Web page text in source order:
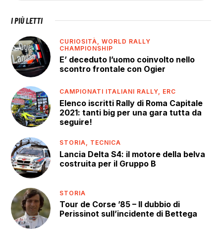
I PIÙ LETTI
CURIOSITÀ,WORLD RALLY
CHAMPIONSHIP
E’ deceduto l’uomo coinvolto nello
scontro frontale con Ogier
CAMPIONATI ITALIANI RALLY, ERC
Elenco iscritti Rally di Roma Capitale
2021: tanti big per una gara tutta da
seguire!
STORIA, TECNICA
Lancia Delta S4: il motore della belva
costruita per il Gruppo B
STORIA
Tour de Corse ’85 – Il dubbio di
Perissinot sull’incidente di Bettega